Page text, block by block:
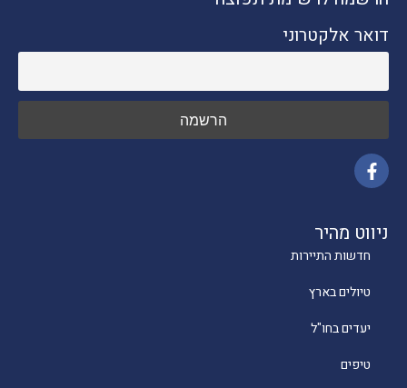
ניווט מהיר
חדשות התיירות
טיולים בארץ
יעדים בחו"ל
טיפים
דואר אלקטרוני